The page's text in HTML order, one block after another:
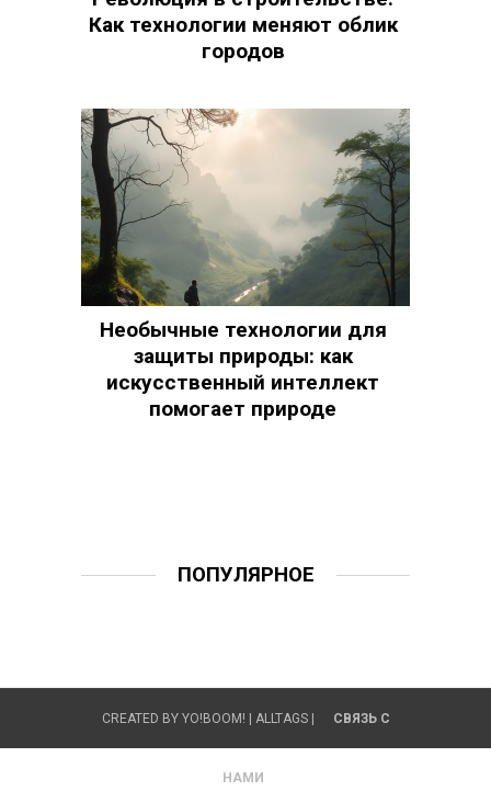
Как технологии меняют облик
городов
Необычные технологии для
защиты природы: как
искусственный интеллект
помогает природе
ПОПУЛЯРНОЕ
CREATED BY YO!BOOM! ALLTAGS| СВЯЗЬ С
НАМИ